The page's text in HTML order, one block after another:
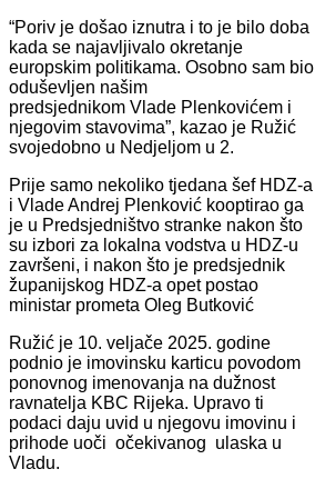
“Poriv je došao iznutra i to je bilo doba
kada se najavljivalo okretanje
europskim politikama. Osobno sam bio
oduševljen našim
predsjednikom Vlade Plenkovićem i
njegovim stavovima”, kazao je Ružić
svojedobno u Nedjeljom u 2.
Prije samo nekoliko tjedana šef HDZ-a
i Vlade Andrej Plenković kooptirao ga
je u Predsjedništvo stranke nakon što
su izbori za lokalna vodstva u HDZ-u
završeni, i nakon što je predsjednik
županijskog HDZ-a opet postao
ministar prometa Oleg Butković
Ružić je 10. veljače 2025. godine
podnio je imovinsku karticu povodom
ponovnog imenovanja na dužnost
ravnatelja KBC Rijeka. Upravo ti
podaci daju uvid u njegovu imovinu i
prihode uoči očekivanog ulaska u
Vladu.